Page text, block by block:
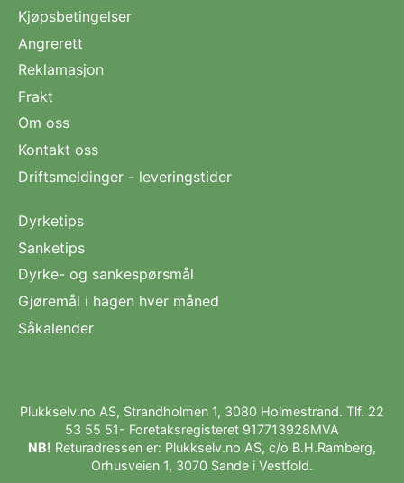
Kjøpsbetingelser
Angrerett
Reklamasjon
Frakt
Om oss
Kontakt oss
Driftsmeldinger - leveringstider
Dyrketips
Sanketips
Dyrke- og sankespørsmål
Gjøremål i hagen hver måned
Såkalender
Plukkselv.no AS, Strandholmen 1, 3080 Holmestrand. Tlf. 22
53 55 51- Foretaksregisteret 917713928MVA
NB! Returadressen er: Plukkselv.no AS, c/o B.H.Ramberg,
Orhusveien 1, 3070 Sande i Vestfold.